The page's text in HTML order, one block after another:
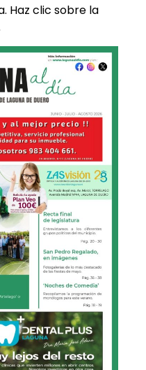
Haz clic sobre la